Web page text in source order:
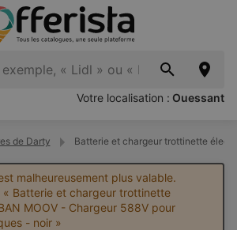
Votre localisation : Ouessant
de Darty Batterie et chargeur trottinette
malheureusement plus valable.
« Batterie et chargeur trottinette
MOOV - Chargeur 588V pour
- noir »